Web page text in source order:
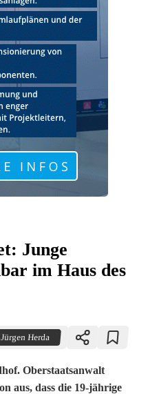
Junge
im Haus des
Jürgen Herda
Oberstaatsanwalt
aus, dass die 19-jährige